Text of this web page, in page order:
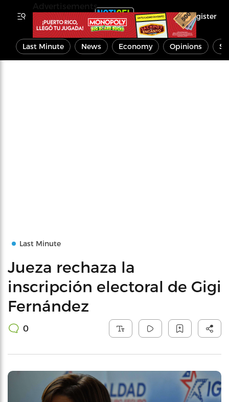
Register
Last Minute News Economy Opinions
Last Minute
Jueza rechaza la
inscripción electoral de Gigi
Fernández
0
Advertisements